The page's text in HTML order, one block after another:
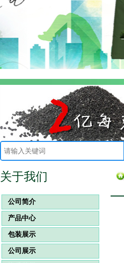
关于我们
公司简介
产品中心
包装展示
公司展示